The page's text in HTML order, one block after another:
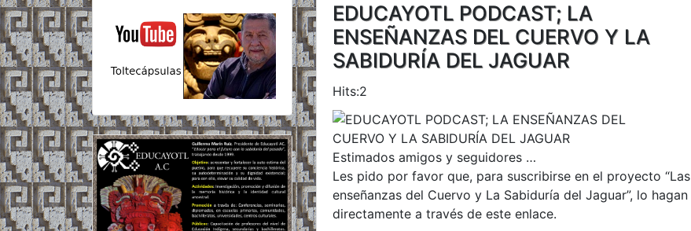
EDUCAYOTL PODCAST; LA
ENSEÑANZAS DEL CUERVO Y LA
SABIDURÍA DEL JAGUAR
Hits:2
Estimados amigos y seguidores …
Les pido por favor que, para suscribirse en el proyecto “Las
enseñanzas del Cuervo y La Sabiduría del Jaguar”, lo hagan
directamente a través de este enlace.